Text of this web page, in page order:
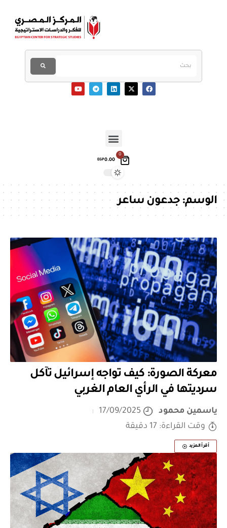
0
EGP0.00
الوسم:جدعون ساعر
معركة الصورة: كيف تواجه إسرائيل تآكل
سرديتها في الرأي العام الغربي
ياسمين محمود
17/09/2025
وقت القراءة: 17 دقيقة
أقرأ المزيد